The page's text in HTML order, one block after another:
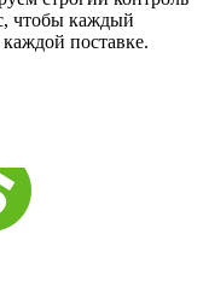
чтобы каждый
поставке.